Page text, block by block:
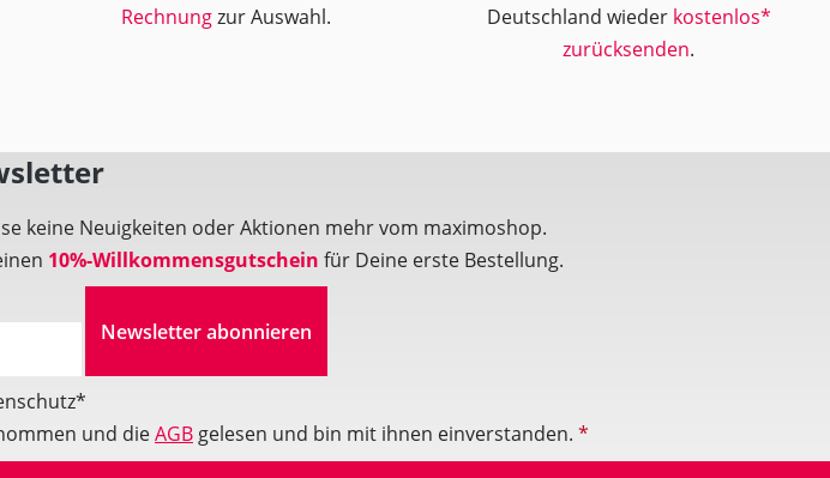
Rechnungzur Auswahl.
Deutschland wieder kostenlos*
zurücksenden.
keine Neuigkeiten oder Aktionen mehr vom maximoshop.
10%-Willkommensgutschein für Deine erste Bestellung.
Newsletter abonnieren
und dieAGB gelesen und bin mit ihnen einverstanden. *